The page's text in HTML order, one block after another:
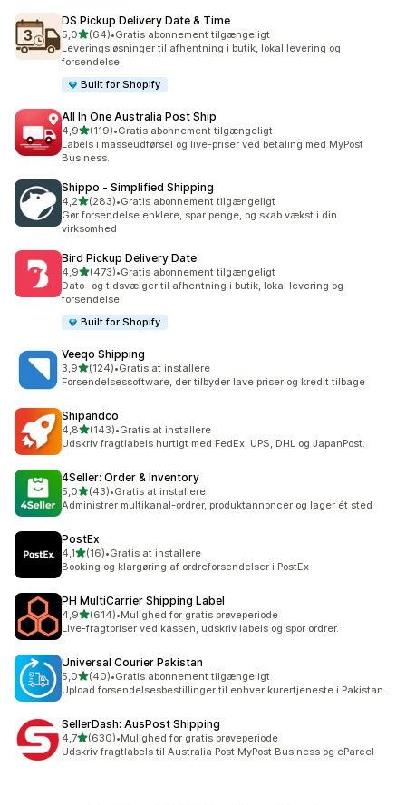
DS Pickup Delivery Date & Time
5,0ud af 5 stjerner
(64)
64 anmeldelser i alt
•Gratis abonnement tilgængeligt
Leveringsløsninger til afhentning i butik, lokal levering og
forsendelse.
Built for Shopify
All In One Australia Post Ship
4,9ud af 5 stjerner
(119)
119 anmeldelser i alt
•Gratis abonnement tilgængeligt
Labels i masseudførsel og live-priser ved betaling med MyPost
Business.
Shippo ‑ Simplified Shipping
4,2ud af 5 stjerner
(283)
283 anmeldelser i alt
•Gratis abonnement tilgængeligt
Gør forsendelse enklere, spar penge, og skab vækst i din
virksomhed
Bird Pickup Delivery Date
4,9ud af 5 stjerner
(473)
473 anmeldelser i alt
•Gratis abonnement tilgængeligt
Dato- og tidsvælger til afhentning i butik, lokal levering og
forsendelse
Built for Shopify
Veeqo Shipping
3,9ud af 5 stjerner
(124)
124 anmeldelser i alt
•Gratis at installere
Forsendelsessoftware, der tilbyder lave priser og kredit tilbage
Shipandco
4,8ud af 5 stjerner
(143)
143 anmeldelser i alt
•Gratis at installere
Udskriv fragtlabels hurtigt med FedEx, UPS, DHL og JapanPost.
4Seller: Order & Inventory
5,0ud af 5 stjerner
(43)
43 anmeldelser i alt
•Gratis at installere
Administrer multikanal-ordrer, produktannoncer og lager ét sted
PostEx
4,1ud af 5 stjerner
(16)
16 anmeldelser i alt
•Gratis at installere
Booking og klargøring af ordreforsendelser i PostEx
PH MultiCarrier Shipping Label
4,9ud af 5 stjerner
(614)
614 anmeldelser i alt
•Mulighed for gratis prøveperiode
Live-fragtpriser ved kassen, udskriv labels og spor ordrer.
Universal Courier Pakistan
5,0ud af 5 stjerner
(40)
40 anmeldelser i alt
•Gratis abonnement tilgængeligt
Upload forsendelsesbestillinger til enhver kurertjeneste i Pakistan.
SellerDash: AusPost Shipping
4,7ud af 5 stjerner
(630)
630 anmeldelser i alt
•Mulighed for gratis prøveperiode
Udskriv fragtlabels til Australia Post MyPost Business og eParcel